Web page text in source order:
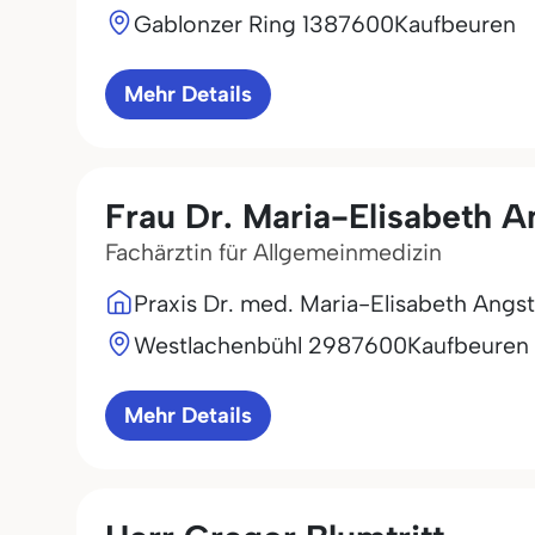
Gablonzer Ring 1387600Kaufbeuren
Mehr Details
Frau Dr. Maria-Elisabeth
Fachärztin für Allgemeinmedizin
Praxis Dr. med. Maria-Elisabeth Angst
Westlachenbühl 2987600Kaufbeuren
Mehr Details